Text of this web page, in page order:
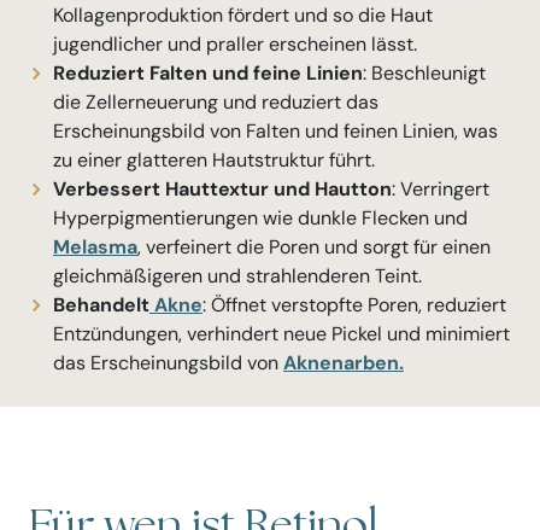
Kollagenproduktion fördert und so die Haut
jugendlicher und praller erscheinen lässt.
Reduziert Falten und feine Linien: Beschleunigt
die Zellerneuerung und reduziert das
Erscheinungsbild von Falten und feinen Linien, was
zu einer glatteren Hautstruktur führt.
Verbessert Hauttextur und Hautton: Verringert
Hyperpigmentierungen wie dunkle Flecken und
Melasma, verfeinert die Poren und sorgt für einen
gleichmäßigeren und strahlenderen Teint.
BehandeltAkne: Öffnet verstopfte Poren, reduziert
Entzündungen, verhindert neue Pickel und minimiert
das Erscheinungsbild vonAknenarben.